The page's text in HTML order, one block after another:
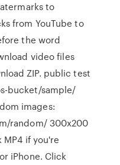
to
from YouTube to
the word
video files
ZIP. public test
bucket/sample/
images:
random/ 300x200
if you're
iPhone. Click